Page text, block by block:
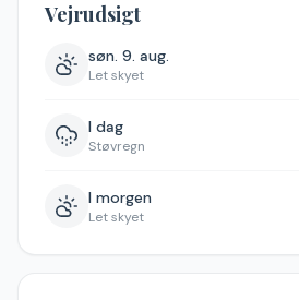
Vejrudsigt
søn. 9. aug.
Let skyet
I dag
Støvregn
I morgen
Let skyet